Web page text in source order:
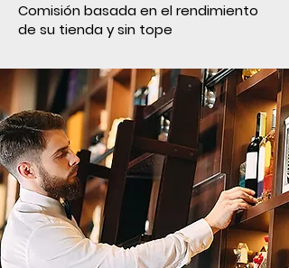
Comisión basada en el rendimiento
de su tienda y sin tope